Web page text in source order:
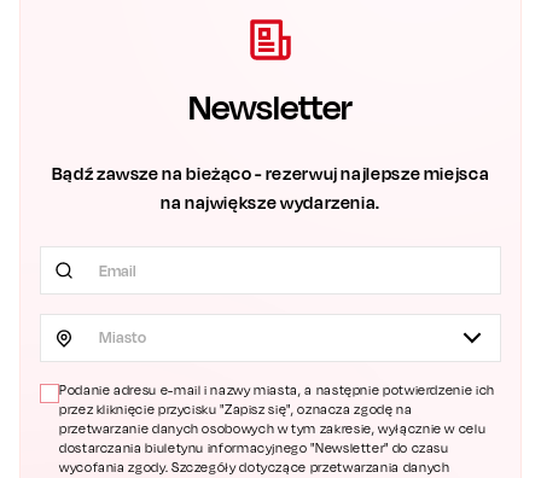
Newsletter
Bądź zawsze na bieżąco - rezerwuj najlepsze miejsca
na największe wydarzenia.
Miasto
Podanie adresu e-mail i nazwy miasta, a następnie potwierdzenie ich
przez kliknięcie przycisku "Zapisz się", oznacza zgodę na
przetwarzanie danych osobowych w tym zakresie, wyłącznie w celu
dostarczania biuletynu informacyjnego "Newsletter" do czasu
wycofania zgody. Szczegóły dotyczące przetwarzania danych